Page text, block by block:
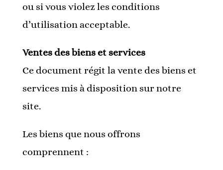
ou si vous violez les conditions
d’utilisation acceptable.
Ventes des biens et services
Ce document régit la vente des biens et
services mis à disposition sur notre
site.
Les biens que nous offrons
comprennent :